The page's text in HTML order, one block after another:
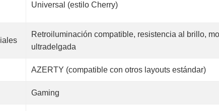
Universal (estilo Cherry)
Retroiluminación compatible, resistencia al brillo,
ultradelgada
AZERTY (compatible con otros layouts estándar)
Gaming